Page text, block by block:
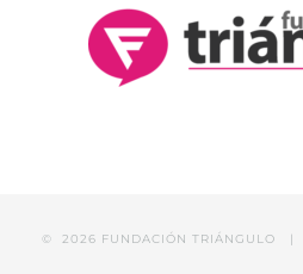
© 2026 FUNDACIÓN TRIÁNGULO |